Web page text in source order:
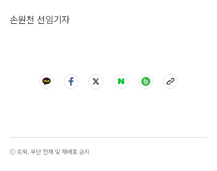
손원천 선임기자
ⓒ 트윅, 무단 전재 및 재배포 금지